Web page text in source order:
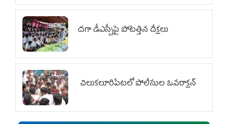
దగా డీఎస్సీపై పోటెత్తిన దీక్షలు
చిలుక‌లూరిపేట‌లో పోలీసుల ఓవ‌రాక్ష‌న్‌